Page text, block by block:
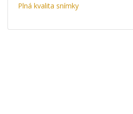
Plná kvalita snímky